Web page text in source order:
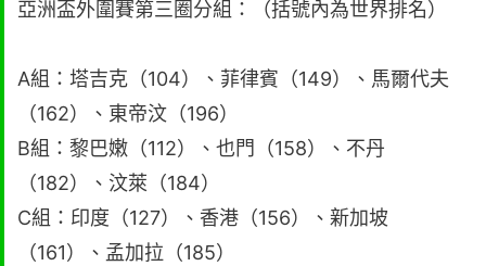
亞洲盃外圍賽第三圈分組：（括號內為世界排名）
A組：塔吉克（104）、菲律賓（149）、馬爾代夫
（162）、東帝汶（196）
B組：黎巴嫩（112）、也門（158）、不丹
（182）、汶萊（184）
C組：印度（127）、香港（156）、新加坡
（161）、孟加拉（185）